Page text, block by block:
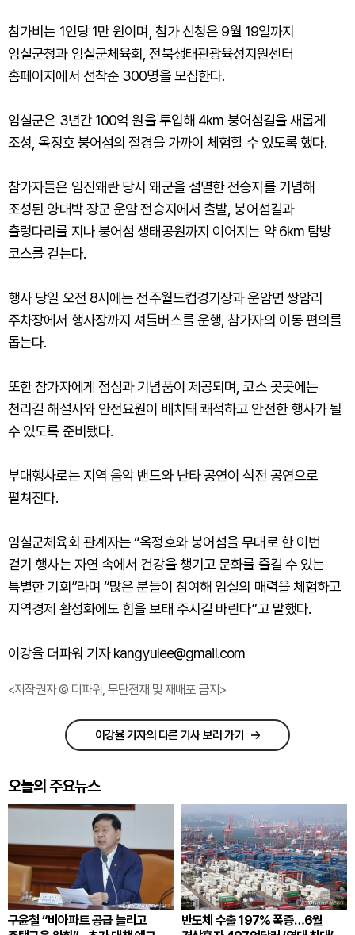
참가비는 1인당 1만 원이며, 참가 신청은 9월 19일까지
임실군청과 임실군체육회, 전북생태관광육성지원센터
홈페이지에서 선착순 300명을 모집한다.
임실군은 3년간 100억 원을 투입해 4km 붕어섬길을 새롭게
조성, 옥정호 붕어섬의 절경을 가까이 체험할 수 있도록 했다.
참가자들은 임진왜란 당시 왜군을 섬멸한 전승지를 기념해
조성된 양대박 장군 운암 전승지에서 출발, 붕어섬길과
출렁다리를 지나 붕어섬 생태공원까지 이어지는 약 6km 탐방
코스를 걷는다.
행사 당일 오전 8시에는 전주월드컵경기장과 운암면 쌍암리
주차장에서 행사장까지 셔틀버스를 운행, 참가자의 이동 편의를
돕는다.
또한 참가자에게 점심과 기념품이 제공되며, 코스 곳곳에는
천리길 해설사와 안전요원이 배치돼 쾌적하고 안전한 행사가 될
수 있도록 준비됐다.
부대행사로는 지역 음악 밴드와 난타 공연이 식전 공연으로
펼쳐진다.
임실군체육회 관계자는 “옥정호와 붕어섬을 무대로 한 이번
걷기 행사는 자연 속에서 건강을 챙기고 문화를 즐길 수 있는
특별한 기회”라며 “많은 분들이 참여해 임실의 매력을 체험하고
지역경제 활성화에도 힘을 보태 주시길 바란다”고 말했다.
이강율 더파워 기자 kangyulee@gmail.com
<저작권자 © 더파워, 무단전재 및 재배포 금지>
이강율 기자의 다른 기사 보러 가기
오늘의 주요뉴스
구윤철 “비아파트 공급 늘리고
반도체 수출 197% 폭증…6월